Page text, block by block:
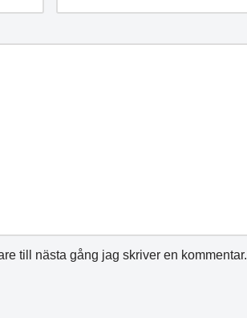
till nästa gång jag skriver en kommentar.